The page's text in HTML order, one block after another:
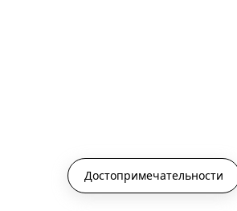
Достопримечательности